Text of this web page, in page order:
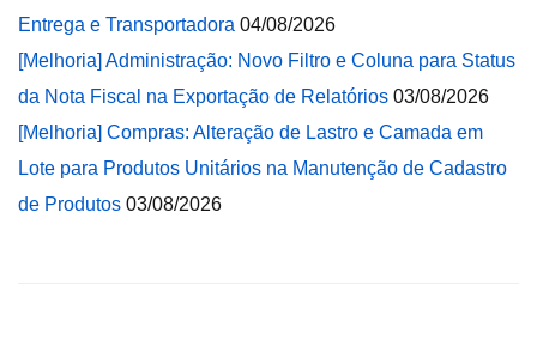
Entrega e Transportadora 04/08/2026
[Melhoria] Administração: Novo Filtro e Coluna para Status
da Nota Fiscal na Exportação de Relatórios 03/08/2026
[Melhoria] Compras: Alteração de Lastro e Camada em
Lote para Produtos Unitários na Manutenção de Cadastro
de Produtos 03/08/2026